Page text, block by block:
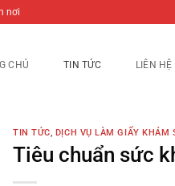
nơi
CHỦ TIN TỨC LIÊN HỆ
TIN TỨC, DỊCH VỤ LÀM GIẤY KHÁM
Tiêu chuẩn sức